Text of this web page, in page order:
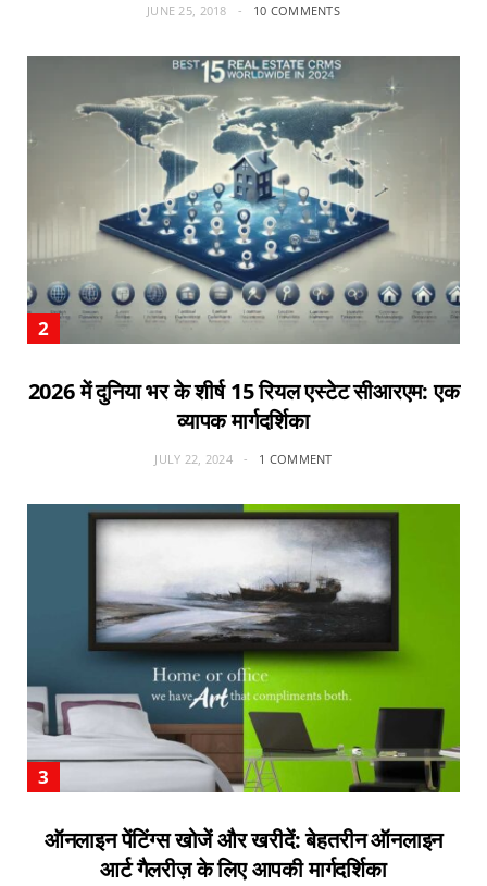
JUNE 25, 2018 10 COMMENTS
2026 में दुनिया भर के शीर्ष 15 रियल एस्टेट सीआरएम: एक
व्यापक मार्गदर्शिका
JULY 22, 2024 1 COMMENT
ऑनलाइन पेंटिंग्स खोजें और खरीदें: बेहतरीन ऑनलाइन
आर्ट गैलरीज़ के लिए आपकी मार्गदर्शिका